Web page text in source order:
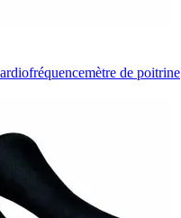
de poitrine